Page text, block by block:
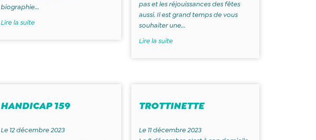
biographie...
Lire la suite
pas et les réjouissances des fêtes
aussi. Il est grand temps de vous
souhaiter une...
Lire la suite
HANDICAP 159
Le 12 décembre 2023
TROTTINETTE
Le 11 décembre 2023